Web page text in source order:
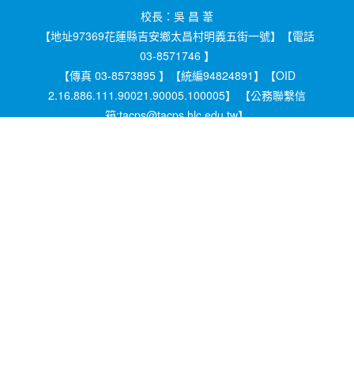
校長：吳 昌 葦
【地址97369花蓮縣吉安鄉太昌村明義五街一號】【電話
03-8571746 】
【傳真 03-8573895 】【統編94824891】【OID
2.16.886.111.90021.90005.100005】 【公務聯繫信
箱:tacps@tacps.hlc.edu.tw】